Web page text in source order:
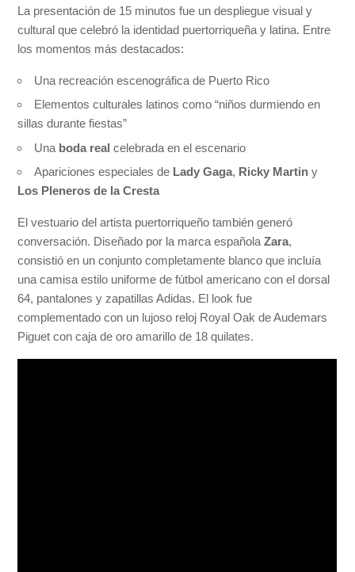
La presentación de 15 minutos fue un despliegue visual y
cultural que celebró la identidad puertorriqueña y latina. Entre
los momentos más destacados:
Una recreación escenográfica de Puerto Rico
Elementos culturales latinos como “niños durmiendo en
sillas durante fiestas”
Una boda real celebrada en el escenario
Apariciones especiales de Lady Gaga, Ricky Martin y
Los Pleneros de la Cresta
El vestuario del artista puertorriqueño también generó
conversación. Diseñado por la marca españolaZara,
consistió en un conjunto completamente blanco que incluía
una camisa estilo uniforme de fútbol americano con el dorsal
64, pantalones y zapatillas Adidas. El look fue
complementado con un lujoso reloj Royal Oak de Audemars
Piguet con caja de oro amarillo de 18 quilates.